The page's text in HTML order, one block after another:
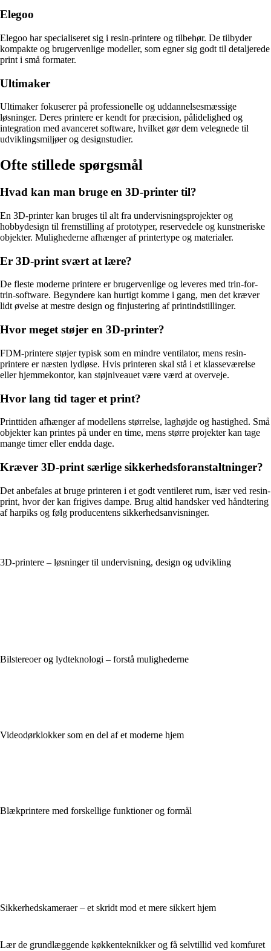
Elegoo
Elegoo har specialiseret sig i resin-printere og tilbehør. De tilbyder
kompakte og brugervenlige modeller, som egner sig godt til detaljerede
print i små formater.
Ultimaker
Ultimaker fokuserer på professionelle og uddannelsesmæssige
løsninger. Deres printere er kendt for præcision, pålidelighed og
integration med avanceret software, hvilket gør dem velegnede til
udviklingsmiljøer og designstudier.
Ofte stillede spørgsmål
Hvad kan man bruge en 3D-printer til?
En 3D-printer kan bruges til alt fra undervisningsprojekter og
hobbydesign til fremstilling af prototyper, reservedele og kunstneriske
objekter. Mulighederne afhænger af printertype og materialer.
Er 3D-print svært at lære?
De fleste moderne printere er brugervenlige og leveres med trin-for-
trin-software. Begyndere kan hurtigt komme i gang, men det kræver
lidt øvelse at mestre design og finjustering af printindstillinger.
Hvor meget støjer en 3D-printer?
FDM-printere støjer typisk som en mindre ventilator, mens resin-
printere er næsten lydløse. Hvis printeren skal stå i et klasseværelse
eller hjemmekontor, kan støjniveauet være værd at overveje.
Hvor lang tid tager et print?
Printtiden afhænger af modellens størrelse, laghøjde og hastighed. Små
objekter kan printes på under en time, mens større projekter kan tage
mange timer eller endda dage.
Kræver 3D-print særlige sikkerhedsforanstaltninger?
Det anbefales at bruge printeren i et godt ventileret rum, især ved resin-
print, hvor der kan frigives dampe. Brug altid handsker ved håndtering
af harpiks og følg producentens sikkerhedsanvisninger.
3D-printere – løsninger til undervisning, design og udvikling
Bilstereoer og lydteknologi – forstå mulighederne
Videodørklokker som en del af et moderne hjem
Blækprintere med forskellige funktioner og formål
Sikkerhedskameraer – et skridt mod et mere sikkert hjem
Lær de grundlæggende køkkenteknikker og få selvtillid ved komfuret